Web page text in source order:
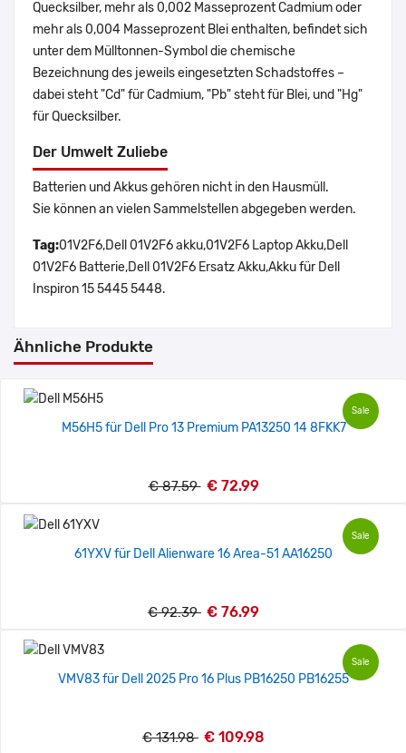
Quecksilber, mehr als 0,002 Masseprozent Cadmium oder
mehr als 0,004 Masseprozent Blei enthalten, befindet sich
unter dem Mülltonnen-Symbol die chemische
Bezeichnung des jeweils eingesetzten Schadstoffes –
dabei steht "Cd" für Cadmium, "Pb" steht für Blei, und "Hg"
für Quecksilber.
Der Umwelt Zuliebe
Batterien und Akkus gehören nicht in den Hausmüll.
Sie können an vielen Sammelstellen abgegeben werden.
Tag:01V2F6,Dell 01V2F6 akku,01V2F6 Laptop Akku,Dell
01V2F6 Batterie,Dell 01V2F6 Ersatz Akku,Akku für Dell
Inspiron 15 5445 5448.
Ähnliche Produkte
Sale
M56H5 für Dell Pro 13 Premium PA13250 14 8FKK7
€ 87.59 € 72.99
Sale
61YXV für Dell Alienware 16 Area-51 AA16250
€ 92.39 € 76.99
Sale
VMV83 für Dell 2025 Pro 16 Plus PB16250 PB16255
€ 131.98 € 109.98